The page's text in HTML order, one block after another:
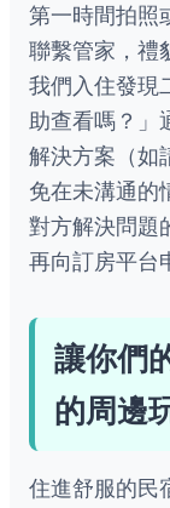
第一時間拍照
聯繫管家，禮
我們入住發現
助查看嗎？」
解決方案（如
免在未溝通的
對方解決問題
再向訂房平台
讓你們
的周邊
住進舒服的民